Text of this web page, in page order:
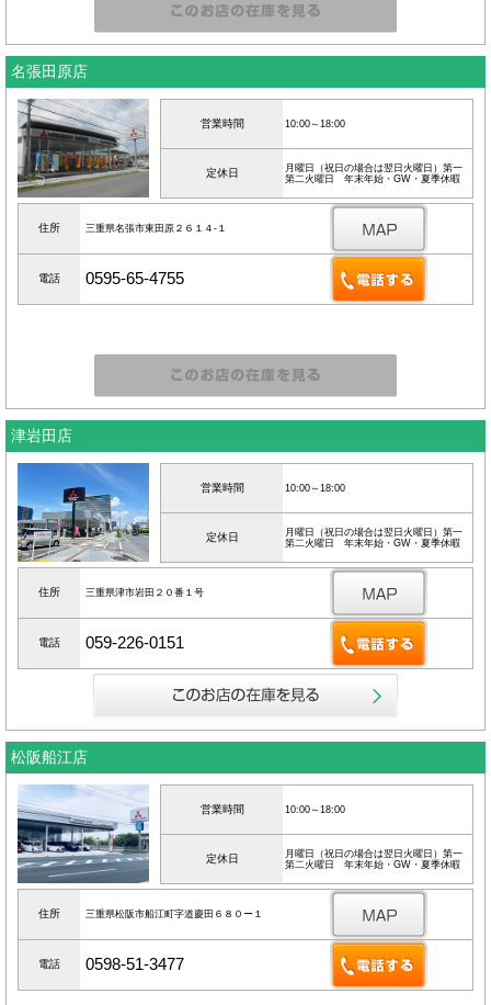
名張田原店
営業時間 10:00～18:00
定休日
月曜日（祝日の場合は翌日火曜日）第一
第二火曜日 年末年始・GW・夏季休暇
住所 三重県名張市東田原２６１４‐１
電話 0595-65-4755
津岩田店
営業時間 10:00～18:00
定休日
月曜日（祝日の場合は翌日火曜日）第一
第二火曜日 年末年始・GW・夏季休暇
住所 三重県津市岩田２０番１号
電話 059-226-0151
松阪船江店
営業時間 10:00～18:00
定休日
月曜日（祝日の場合は翌日火曜日）第一
第二火曜日 年末年始・GW・夏季休暇
住所 三重県松阪市船江町字道慶田６８０ー１
電話 0598-51-3477